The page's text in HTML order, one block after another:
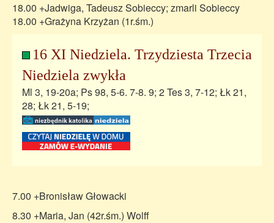
18.00 +Jadwiga, Tadeusz Sobieccy; zmarli Sobieccy
18.00 +Grażyna Krzyżan (1r.śm.)
16 XI Niedziela. Trzydziesta Trzecia
Niedziela zwykła
Ml 3, 19-20a; Ps 98, 5-6. 7-8. 9; 2 Tes 3, 7-12; Łk 21,
28; Łk 21, 5-19;
7.00 +Bronisław Głowacki
8.30 +Maria, Jan (42r.śm.) Wolff